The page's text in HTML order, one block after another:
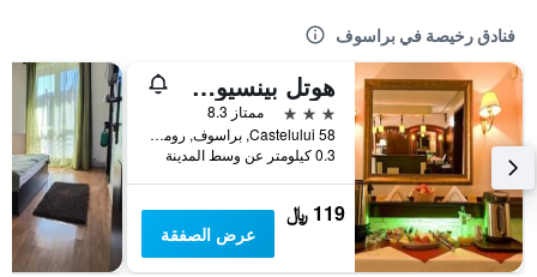
فنادق رخيصة في براسوف
هوتل بينسيون ناتورال
3 نجوم
ممتاز 8.3
Castelului 58, براسوف, رومانيا
0.3 كيلومتر عن وسط المدينة
119 ﷼
عرض الصفقة